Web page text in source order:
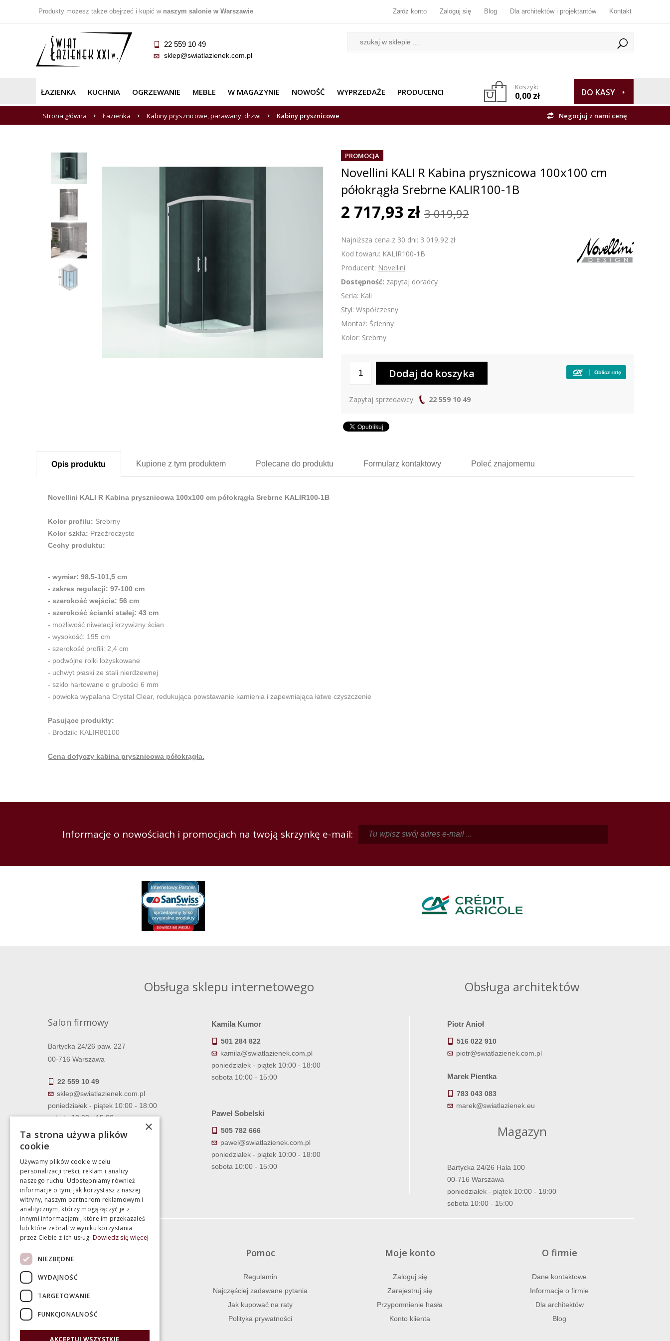
Produkty możesz także obejrzeć i kupić w naszym salonie w Warszawie Załóż konto Zaloguj się Blog Dla architektów i projektantów Kontakt
22 559 10 49
sklep@swiatlazienek.com.pl
ŁAZIENKA KUCHNIA OGRZEWANIE MEBLE W MAGAZYNIE NOWOŚĆ WYPRZEDAŻE PRODUCENCI Koszyk:
0,00 zł DO KASY
Strona główna Łazienka Kabiny prysznicowe, parawany, drzwi Kabiny prysznicowe Negocjuj z nami cenę
PROMOCJA
Novellini KALI R Kabina prysznicowa 100x100 cm
półokrągła Srebrne KALIR100-1B
2 717,93 zł 3 019,92
Najniższa cena z 30 dni: 3 019,92 zł
Kod towaru: KALIR100-1B
Producent: Novellini
Dostępność: zapytaj doradcy
Seria: Kali
Styl: Współczesny
Montaż: Ścienny
Kolor: Srebrny
Zapytaj sprzedawcy 22 559 10 49
Opis produktu Kupione z tym produktem Polecane do produktu Formularz kontaktowy Poleć znajomemu
Novellini KALI R Kabina prysznicowa 100x100 cm półokrągła Srebrne KALIR100-1B
Kolor profilu: Srebrny
Kolor szkła: Przeźroczyste
Cechy produktu:
- wymiar: 98,5-101,5 cm
- zakres regulacji: 97-100 cm
- szerokość wejścia: 56 cm
- szerokość ścianki stałej: 43 cm
- możliwość niwelacji krzywizny ścian
- wysokość: 195 cm
- szerokość profili: 2,4 cm
- podwójne rolki łożyskowane
- uchwyt płaski ze stali nierdzewnej
- szkło hartowane o grubości 6 mm
- powłoka wypalana Crystal Clear, redukująca powstawanie kamienia i zapewniająca łatwe czyszczenie
Pasujące produkty:
- Brodzik: KALIR80100
Cena dotyczy kabina prysznicowa półokrągła.
Informacje o nowościach i promocjach na twoją skrzynkę e-mail:
Obsługa sklepu internetowego
Salon firmowy
Bartycka 24/26 paw. 227
00-716 Warszawa
22 559 10 49
sklep@swiatlazienek.com.pl
poniedziałek - piątek 10:00 - 18:00
sobota 10:00 - 15:00
Kamila Kumor
501 284 822
kamila@swiatlazienek.com.pl
poniedziałek - piątek 10:00 - 18:00
sobota 10:00 - 15:00
Paweł Sobelski
505 782 666
pawel@swiatlazienek.com.pl
poniedziałek - piątek 10:00 - 18:00
sobota 10:00 - 15:00
Obsługa architektów
Piotr Anioł
516 022 910
piotr@swiatlazienek.com.pl
Marek Pientka
783 043 083
marek@swiatlazienek.eu
Magazyn
Bartycka 24/26 Hala 100
00-716 Warszawa
poniedziałek - piątek 10:00 - 18:00
sobota 10:00 - 15:00
Termin realizacji zamówienia
Gwarancja i serwis
Zwrot towaru
Pomoc
Regulamin
Najczęściej zadawane pytania
Jak kupować na raty
Polityka prywatności
Moje konto
Zaloguj się
Zarejestruj się
Przypomnienie hasła
Konto klienta
O firmie
Dane kontaktowe
Informacje o firmie
Dla architektów
Blog
×
Ta strona używa plików
cookie
Używamy plików cookie w celu
personalizacji treści, reklam i analizy
naszego ruchu. Udostępniamy również
informacje o tym, jak korzystasz z naszej
witryny, naszym partnerom reklamowym i
analitycznym, którzy mogą łączyć je z
innymi informacjami, które im przekazałeś
lub które zebrali w wyniku korzystania
przez Ciebie z ich usług. Dowiedz się więcej
NIEZBĘDNE
WYDAJNOŚĆ
TARGETOWANIE
FUNKCJONALNOŚĆ
AKCEPTUJ WSZYSTKIE